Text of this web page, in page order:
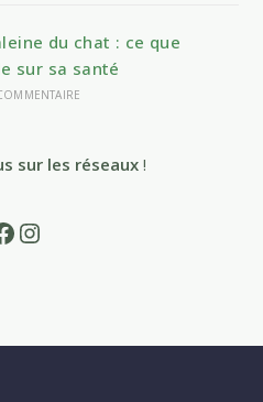
du chat : ce que
sur sa santé
sur les réseaux!
Instagram